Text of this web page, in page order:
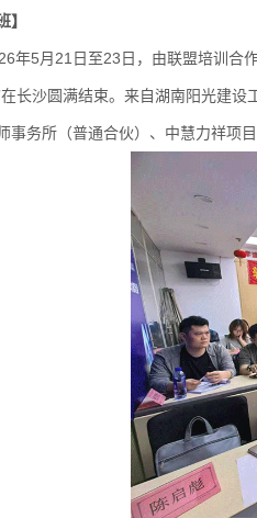
】
5月21日至23日，由联盟培训合作
在长沙圆满结束。来自湖南阳光建
事务所（普通合伙）、中慧力祥项